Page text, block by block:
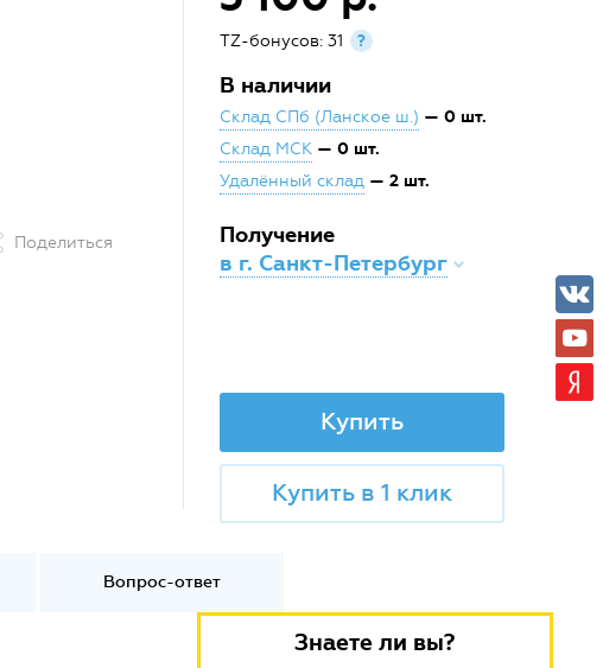
Поделиться
TZ-бонусов: 31 ?
В наличии
Склад СПб (Ланское ш.) — 0 шт.
Склад МСК — 0 шт.
Удалённый склад — 2 шт.
Получение
в г. Санкт-Петербург
Купить
Купить в 1 клик
Вопрос-ответ
Знаете ли вы?